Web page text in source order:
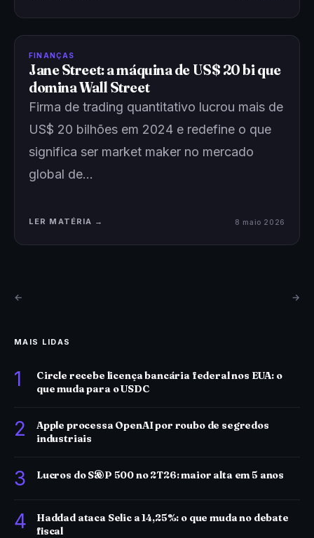
FINANÇAS
Jane Street: a máquina de US$ 20 bi que
domina Wall Street
Firma de trading quantitativo lucrou mais de
US$ 20 bilhões em 2024 e redefine o que
significa ser market maker no mercado
global de…
LER MATÉRIA → 8 maio 2026
← →
MAIS LIDAS
1
Circle recebe licença bancária federal nos EUA: o
que muda para o USDC
2
Apple processa OpenAI por roubo de segredos
industriais
3 Lucros do S&P 500 no 2T26: maior alta em 5 anos
4
Haddad ataca Selic a 14,25%: o que muda no debate
fiscal